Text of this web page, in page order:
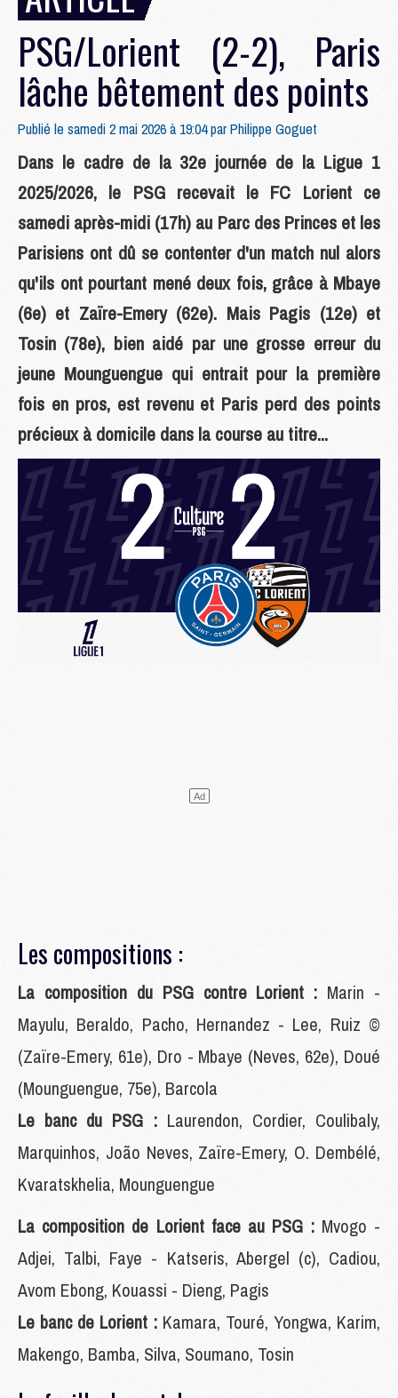
PSG/Lorient (2-2), Paris
lâche bêtement des points
Publié le samedi 2 mai 2026 à 19:04 parPhilippe Goguet
Dans le cadre de la 32e journée de la Ligue 1
2025/2026, le PSG recevait le FC Lorient ce
samedi après-midi (17h) au Parc des Princes et les
Parisiens ont dû se contenter d'un match nul alors
qu'ils ont pourtant mené deux fois, grâce à Mbaye
(6e) et Zaïre-Emery (62e). Mais Pagis (12e) et
Tosin (78e), bien aidé par une grosse erreur du
jeune Mounguengue qui entrait pour la première
fois en pros, est revenu et Paris perd des points
précieux à domicile dans la course au titre...
Les compositions :
La composition du PSG contre Lorient : Marin -
Mayulu, Beraldo, Pacho, Hernandez - Lee, Ruiz ©
(Zaïre-Emery, 61e), Dro - Mbaye (Neves, 62e), Doué
(Mounguengue, 75e), Barcola
Le banc du PSG : Laurendon, Cordier, Coulibaly,
Marquinhos, João Neves, Zaïre-Emery, O. Dembélé,
Kvaratskhelia, Mounguengue
La composition de Lorient face au PSG : Mvogo -
Adjei, Talbi, Faye - Katseris, Abergel (c), Cadiou,
Avom Ebong, Kouassi - Dieng, Pagis
Le banc de Lorient :Kamara, Touré, Yongwa, Karim,
Makengo, Bamba, Silva, Soumano, Tosin